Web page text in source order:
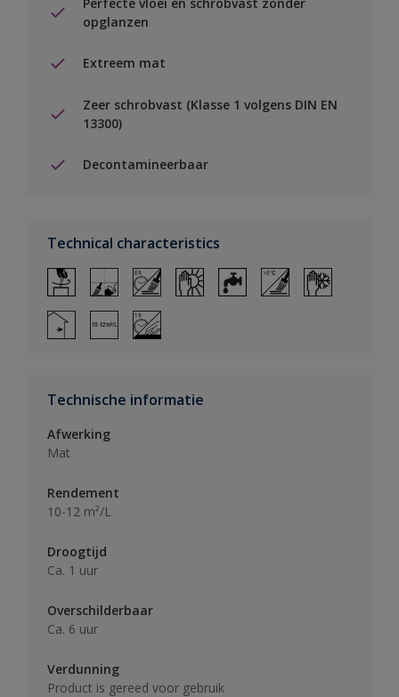
opglanzen
Extreem mat
Zeer schrobvast (Klasse 1 volgens DIN EN
13300)
Decontamineerbaar
Technical characteristics
Technische informatie
Afwerking
Mat
Rendement
10-12 m²/L
Droogtijd
Ca. 1 uur
Overschilderbaar
Ca. 6 uur
Verdunning
Product is gereed voor gebruik